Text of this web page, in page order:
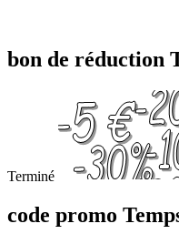
bon de réduction
Terminé
code promo